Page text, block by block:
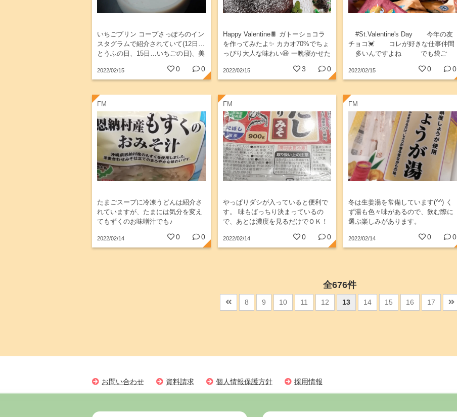
いちごプリン コープさっぽろのイン
スタグラムで紹介されていて(12日…
とうふの日、15日…いちごの日)、美
いちご、とうふに砂糖を...
2022/02/15 0 0
Happy Valentine🍫 ガトーショコラ
を作ってみたよ✨ カカオ70%でちょ
っぴり大人な味わい😆 一晩寝かせた
2022/02/15 3 0
⠀ #St.Valentine's Day⠀ ⠀ 今年の友
チョコ💓⠀ ⠀ コレが好きな仕事仲間
⠀ 多いんですよね⠀⠀ ⠀ でも袋ご
んでくれたから⠀⠀...
2022/02/15 0 0
FM
たまごスープに冷凍うどんは紹介さ
れていますが、たまには気分を変え
てもずくのお味噌汁でも♪
2022/02/14 0 0
FM
やっぱりダシが入っていると便利で
す。 味もばっちり決まっているの
で、あとは濃度を見るだけでＯＫ！
2022/02/14 0 0
FM
冬は生姜湯を常備しています(^^) く
ず湯も色々味があるので、飲む際に
選ぶ楽しみがあります。
2022/02/14 0 0
全676件
8 9 10 11 12 13 14 15 16 17
お問い合わせ 資料請求 個人情報保護方針 採用情報